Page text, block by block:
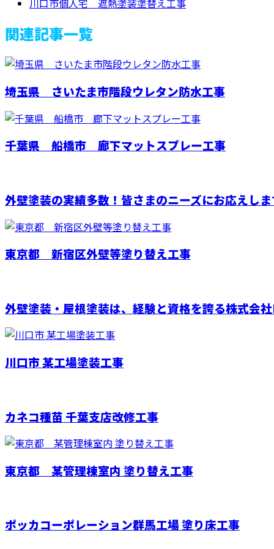
川口市個人宅 遮熱塗装塗替え工事
関連記事一覧
埼玉県 さいたま市階段ウレタン防水工事
千葉県 船橋市 廊下マットスプレー工事
外壁塗装の実績多数！皆さまのニーズにお応えし
東京都 新宿区外壁等塗り替え工事
外壁塗装・屋根塗装は、経験と資格を誇る株式会
川口市 某工場塗装工事
カネコ種苗 千葉支店改修工事
東京都 某管理棟室内 塗り替え工事
ポッカコーポレーション群馬工場 塗り床工事